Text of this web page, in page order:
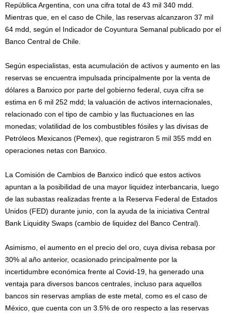
República Argentina, con una cifra total de 43 mil 340 mdd.
Mientras que, en el caso de Chile, las reservas alcanzaron 37 mil
64 mdd, según el Indicador de Coyuntura Semanal publicado por el
Banco Central de Chile.
Según especialistas, esta acumulación de activos y aumento en las
reservas se encuentra impulsada principalmente por la venta de
dólares a Banxico por parte del gobierno federal, cuya cifra se
estima en 6 mil 252 mdd; la valuación de activos internacionales,
relacionado con el tipo de cambio y las fluctuaciones en las
monedas; volatilidad de los combustibles fósiles y las divisas de
Petróleos Mexicanos (Pemex), que registraron 5 mil 355 mdd en
operaciones netas con Banxico.
La Comisión de Cambios de Banxico indicó que estos activos
apuntan a la posibilidad de una mayor liquidez interbancaria, luego
de las subastas realizadas frente a la Reserva Federal de Estados
Unidos (FED) durante junio, con la ayuda de la iniciativa Central
Bank Liquidity Swaps (cambio de liquidez del Banco Central).
Asimismo, el aumento en el precio del oro, cuya divisa rebasa por
30% al año anterior, ocasionado principalmente por la
incertidumbre económica frente al Covid-19, ha generado una
ventaja para diversos bancos centrales, incluso para aquellos
bancos sin reservas amplias de este metal, como es el caso de
México, que cuenta con un 3.5% de oro respecto a las reservas